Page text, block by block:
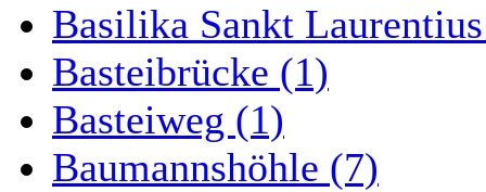
Basilika Sankt
Basteibrücke (1)
Basteiweg (1)
Baumannshöhle (7)